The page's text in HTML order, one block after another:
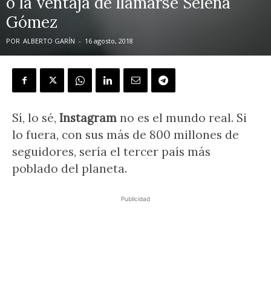
Gómez
POR ALBERTO GARÍN - 16 agosto, 2018
Sí, lo sé, Instagram no es el mundo real. Si
lo fuera, con sus más de 800 millones de
seguidores, sería el tercer país más
poblado del planeta.
Publicidad